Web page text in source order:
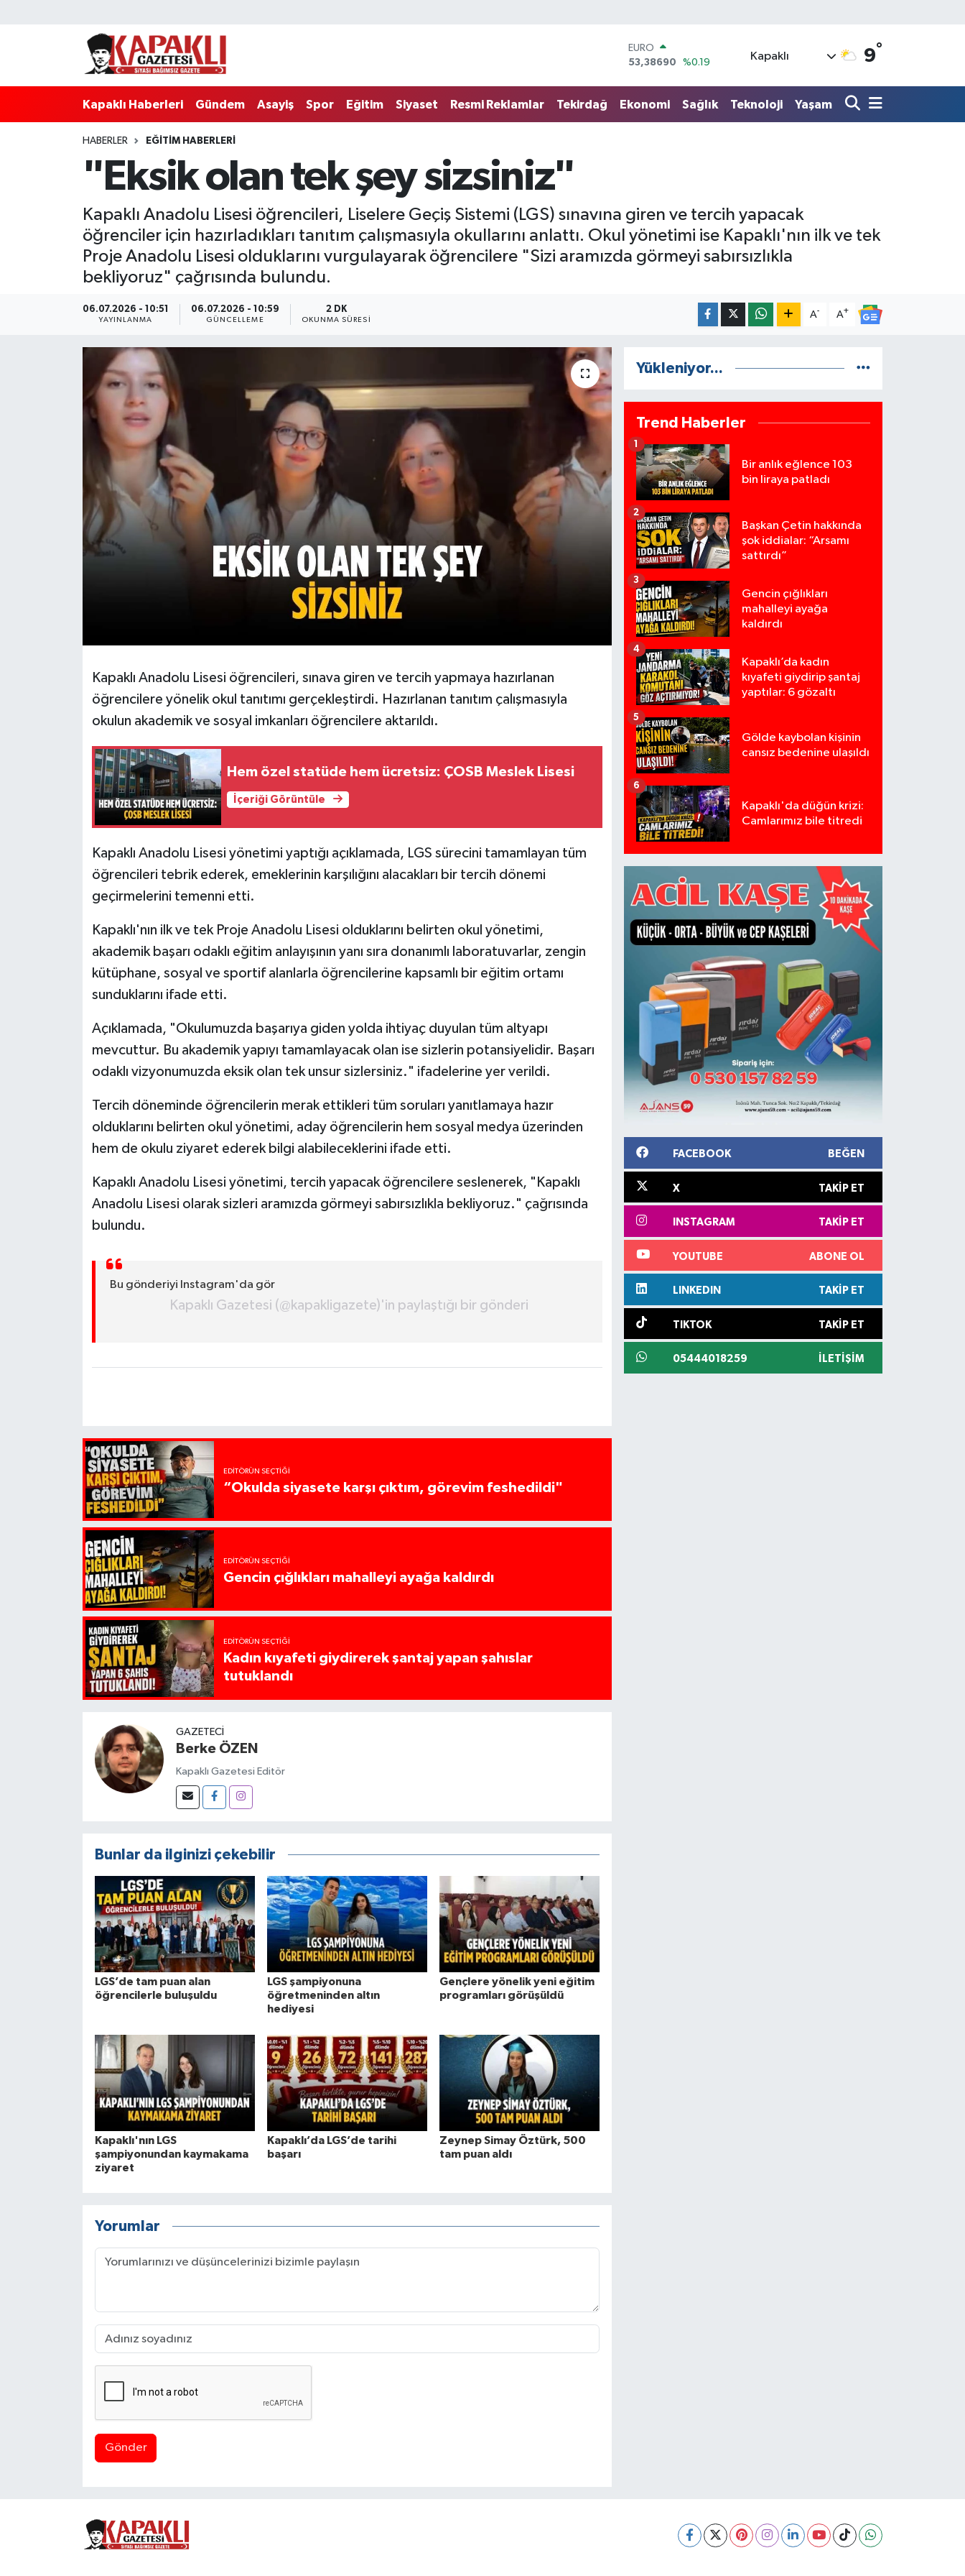
STERLİN
61,60380
%0.18
BİST100
14.598,00
%0
53,38690
%0.19
Kapaklı 9°
Kapaklı Haberleri Gündem Asayiş Spor Eğitim Siyaset Resmi Reklamlar Tekirdağ Ekonomi Sağlık Teknoloji Yaşam
HABERLER EĞITIM HABERLERI
"Eksik olan tek şey sizsiniz"
Kapaklı Anadolu Lisesi öğrencileri, Liselere Geçiş Sistemi (LGS) sınavına giren ve tercih yapacak
öğrenciler için hazırladıkları tanıtım çalışmasıyla okullarını anlattı. Okul yönetimi ise Kapaklı'nın ilk ve tek
Proje Anadolu Lisesi olduklarını vurgulayarak öğrencilere "Sizi aramızda görmeyi sabırsızlıkla
bekliyoruz" çağrısında bulundu.
06.07.2026 - 10:51
YAYINLANMA
06.07.2026 - 10:59
GÜNCELLEME
2 DK
OKUNMA SÜRESI
A- A+
Kapaklı Anadolu Lisesi öğrencileri, sınava giren ve tercih yapmaya hazırlanan
öğrencilere yönelik okul tanıtımı gerçekleştirdi. Hazırlanan tanıtım çalışmasıyla
okulun akademik ve sosyal imkanları öğrencilere aktarıldı.
Hem özel statüde hem ücretsiz: ÇOSB Meslek Lisesi
İçeriği Görüntüle
Kapaklı Anadolu Lisesi yönetimi yaptığı açıklamada, LGS sürecini tamamlayan tüm
öğrencileri tebrik ederek, emeklerinin karşılığını alacakları bir tercih dönemi
geçirmelerini temenni etti.
Kapaklı'nın ilk ve tek Proje Anadolu Lisesi olduklarını belirten okul yönetimi,
akademik başarı odaklı eğitim anlayışının yanı sıra donanımlı laboratuvarlar, zengin
kütüphane, sosyal ve sportif alanlarla öğrencilerine kapsamlı bir eğitim ortamı
sunduklarını ifade etti.
Açıklamada, "Okulumuzda başarıya giden yolda ihtiyaç duyulan tüm altyapı
mevcuttur. Bu akademik yapıyı tamamlayacak olan ise sizlerin potansiyelidir. Başarı
odaklı vizyonumuzda eksik olan tek unsur sizlersiniz." ifadelerine yer verildi.
Tercih döneminde öğrencilerin merak ettikleri tüm soruları yanıtlamaya hazır
olduklarını belirten okul yönetimi, aday öğrencilerin hem sosyal medya üzerinden
hem de okulu ziyaret ederek bilgi alabileceklerini ifade etti.
Kapaklı Anadolu Lisesi yönetimi, tercih yapacak öğrencilere seslenerek, "Kapaklı
Anadolu Lisesi olarak sizleri aramızda görmeyi sabırsızlıkla bekliyoruz." çağrısında
bulundu.
Bu gönderiyi Instagram'da gör
Kapaklı Gazetesi (@kapakligazete)'in paylaştığı bir gönderi
EDITÖRÜN SEÇTIĞI
“Okulda siyasete karşı çıktım, görevim feshedildi"
EDITÖRÜN SEÇTIĞI
Gencin çığlıkları mahalleyi ayağa kaldırdı
EDITÖRÜN SEÇTIĞI
Kadın kıyafeti giydirerek şantaj yapan şahıslar
tutuklandı
GAZETECI
Berke ÖZEN
Kapaklı Gazetesi Editör
Bunlar da ilginizi çekebilir
LGS’de tam puan alan
öğrencilerle buluşuldu
LGS şampiyonuna
öğretmeninden altın
hediyesi
Gençlere yönelik yeni eğitim
programları görüşüldü
Kapaklı'nın LGS
şampiyonundan kaymakama
ziyaret
Kapaklı’da LGS’de tarihi
başarı
Zeynep Simay Öztürk, 500
tam puan aldı
Yorumlar
Gönder
Yükleniyor...
Trend Haberler
Bir anlık eğlence 103
bin liraya patladı
1
Başkan Çetin hakkında
şok iddialar: “Arsamı
sattırdı”
2
Gencin çığlıkları
mahalleyi ayağa
kaldırdı
3
Kapaklı’da kadın
kıyafeti giydirip şantaj
yaptılar: 6 gözaltı
4
Gölde kaybolan kişinin
cansız bedenine ulaşıldı
5
Kapaklı'da düğün krizi:
Camlarımız bile titredi
6
FACEBOOK BEĞEN
X TAKIP ET
INSTAGRAM TAKIP ET
YOUTUBE ABONE OL
LINKEDIN TAKIP ET
TIKTOK TAKIP ET
05444018259 İLETIŞIM
Kapaklı Haberleri
Resmi Reklamlar
Tekirdağ
Ekonomi
Teknoloji
Tekirdağ Nöbetçi Eczaneler
Tekirdağ Trafik Yoğunluk Haritası
Tüm Manşetler
Son Dakika Haberleri
Haber Arşivi